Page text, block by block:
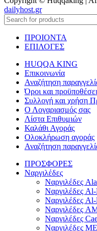
dailyhost.gr
ΠΡΟΙΟΝΤΑ
ΕΠΙΛΟΓΕΣ
HUQQA KING
Επικοινωνία
Αναζήτηση
Όροι και
Συλλογή και χρήση
Ο Λογαριασμός σας
Λίστα Επιθυμιών
Καλάθι Αγοράς
Ολοκλήρωση αγοράς
Αναζήτηση
ΠΡΟΣΦΟΡΕΣ
Ναργιλέδες
Ναργιλέδες
Ναργιλέδες
Ναργιλέδες
Ναργιλέδες
Ναργιλέδες
Ναργιλέδες